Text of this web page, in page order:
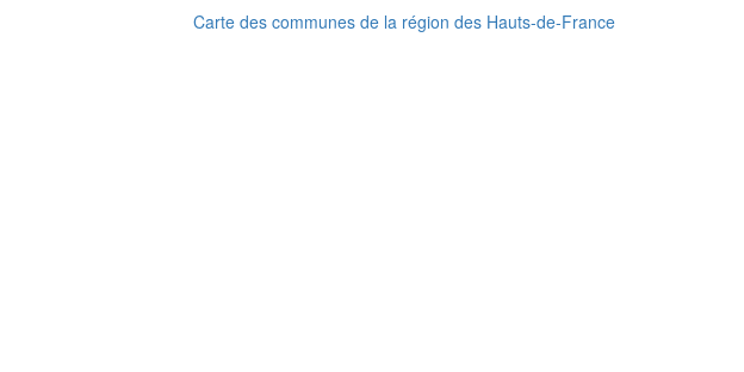
Carte des communes de la région des Hauts-de-France